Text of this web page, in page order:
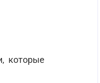
которые